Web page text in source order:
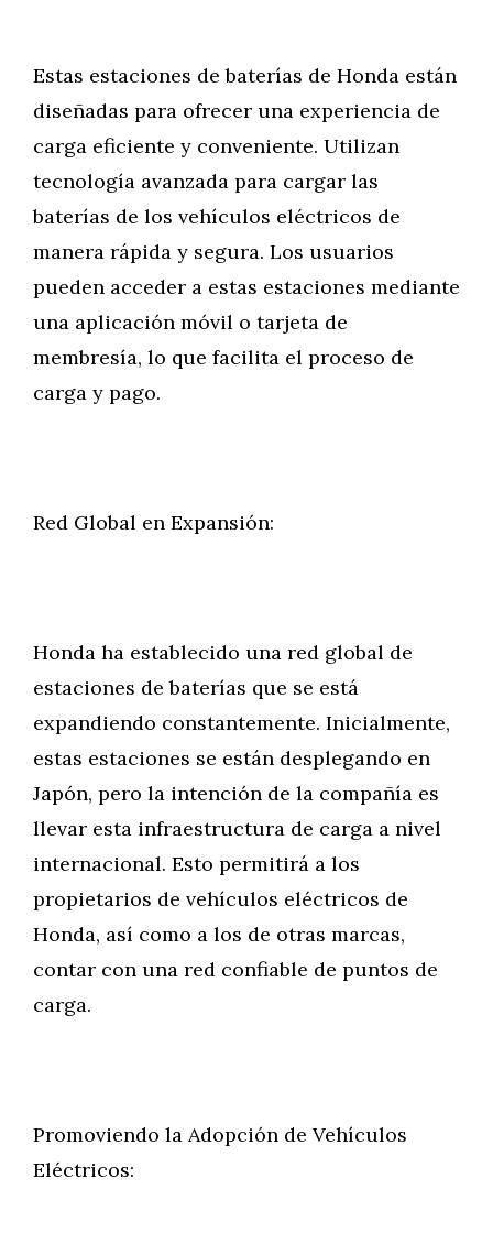
Estas estaciones de baterías de Honda están
diseñadas para ofrecer una experiencia de
carga eficiente y conveniente. Utilizan
tecnología avanzada para cargar las
baterías de los vehículos eléctricos de
manera rápida y segura. Los usuarios
pueden acceder a estas estaciones mediante
una aplicación móvil o tarjeta de
membresía, lo que facilita el proceso de
carga y pago.
Red Global en Expansión:
Honda ha establecido una red global de
estaciones de baterías que se está
expandiendo constantemente. Inicialmente,
estas estaciones se están desplegando en
Japón, pero la intención de la compañía es
llevar esta infraestructura de carga a nivel
internacional. Esto permitirá a los
propietarios de vehículos eléctricos de
Honda, así como a los de otras marcas,
contar con una red confiable de puntos de
carga.
Promoviendo la Adopción de Vehículos
Eléctricos: